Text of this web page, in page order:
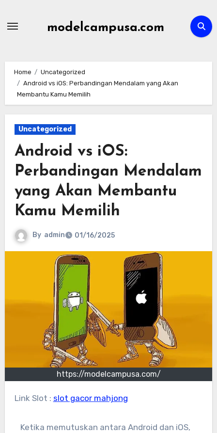
modelcampusa.com
Home
Uncategorized
Android vs iOS: Perbandingan Mendalam yang Akan
Membantu Kamu Memilih
Uncategorized
Android vs iOS:
Perbandingan Mendalam
yang Akan Membantu
Kamu Memilih
By admin 01/16/2025
https://modelcampusa.com/
Link Slot : slot gacor mahjong
Ketika memutuskan antara Android dan iOS,